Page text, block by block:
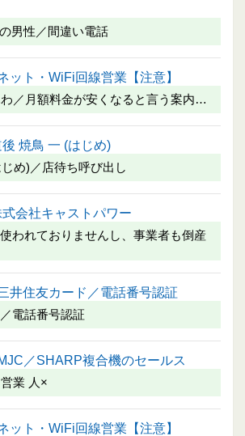
男性／間違い電話
ット・WiFi回線営業【注意】
／月額料金が安くなると言う案内…
焼鳥 一 (はじめ)
め)／店待ち呼び出し
会社キャストパワー
われておりませんし、事業者も倒産
井住友カード／電話番号認証
電話番号認証
／SHARP複合機のセールス
業 人×
ット・WiFi回線営業【注意】